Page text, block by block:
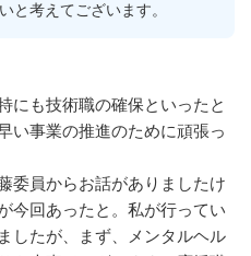
と考えてございます。
も技術職の確保といったと
い事業の推進のために頑張っ
委員からお話がありましたけ
今回あったと。私が行ってい
したが、まず、メンタルヘル